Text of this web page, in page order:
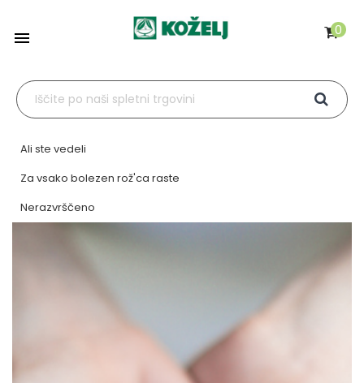
 0
Ali ste vedeli
Za vsako bolezen rož'ca raste
Nerazvrščeno